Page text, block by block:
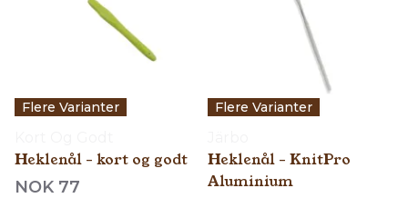
Flere Varianter
Heklenål - kort og godt
NOK 77
Flere Varianter
Heklenål - KnitPro
Aluminium